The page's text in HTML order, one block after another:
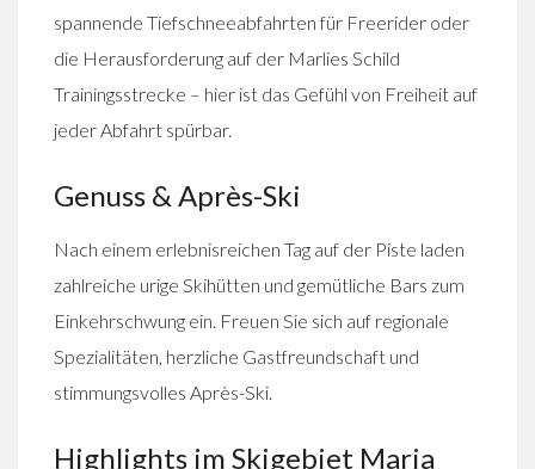
spannende Tiefschneeabfahrten für Freerider oder
die Herausforderung auf der Marlies Schild
Trainingsstrecke – hier ist das Gefühl von Freiheit auf
jeder Abfahrt spürbar.
Genuss & Après-Ski
Nach einem erlebnisreichen Tag auf der Piste laden
zahlreiche urige Skihütten und gemütliche Bars zum
Einkehrschwung ein. Freuen Sie sich auf regionale
Spezialitäten, herzliche Gastfreundschaft und
stimmungsvolles Après-Ski.
Highlights im Skigebiet Maria